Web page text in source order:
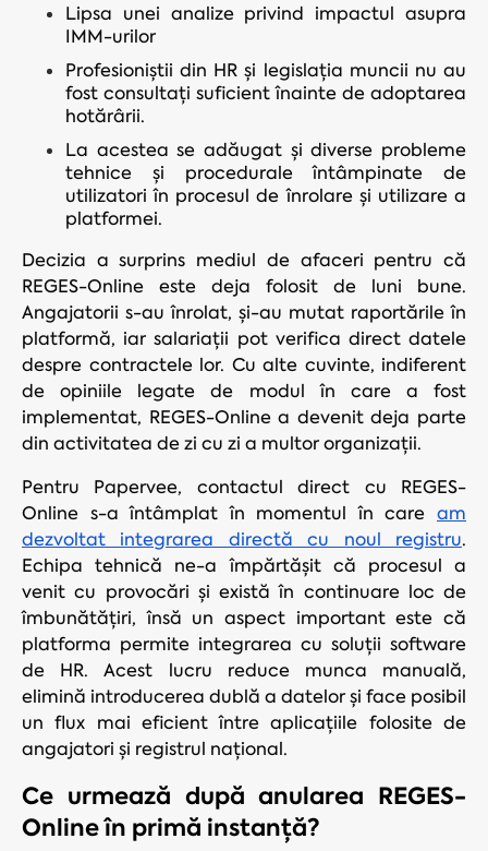
Lipsa unei analize privind impactul asupra
IMM-urilor
Profesioniștii din HR și legislația muncii nu au
fost consultați suficient înainte de adoptarea
hotărârii.
La acestea se adăugat și diverse probleme
tehnice și procedurale întâmpinate de
utilizatori în procesul de înrolare și utilizare a
platformei.
Decizia a surprins mediul de afaceri pentru că
REGES-Online este deja folosit de luni bune.
Angajatorii s-au înrolat, și-au mutat raportările în
platformă, iar salariații pot verifica direct datele
despre contractele lor. Cu alte cuvinte, indiferent
de opiniile legate de modul în care a fost
implementat, REGES-Online a devenit deja parte
din activitatea de zi cu zi a multor organizații.
Pentru Papervee, contactul direct cu REGES-
Online s-a întâmplat în momentul în care am
dezvoltat integrarea directă cu noul registru.
Echipa tehnică ne-a împărtășit că procesul a
venit cu provocări și există în continuare loc de
îmbunătățiri, însă un aspect important este că
platforma permite integrarea cu soluții software
de HR. Acest lucru reduce munca manuală,
elimină introducerea dublă a datelor și face posibil
un flux mai eficient între aplicațiile folosite de
angajatori și registrul național.
Ce urmează după anularea REGES-
Online în primă instanță?